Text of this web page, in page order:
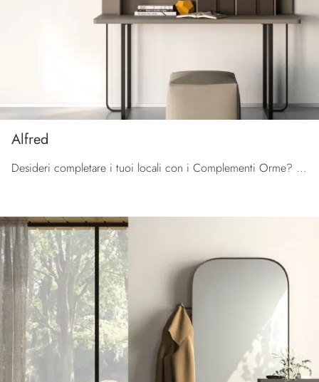
Alfred
Desideri completare i tuoi locali con i Complementi Orme? Ecco qui diversi modelli di scrittoi in laccato come Alfred.